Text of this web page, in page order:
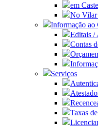
em
No
Informação ao
Editais /
Contas
Serviços
Taxas